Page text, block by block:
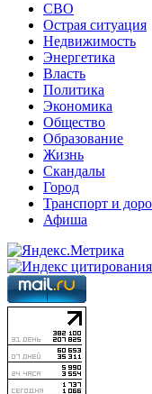
СВО
Острая ситуация
Недвижимость
Энергетика
Власть
Политика
Экономика
Общество
Образование
Жизнь
Скандалы
Город
Транспорт и
Афиша